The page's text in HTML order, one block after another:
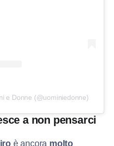
e Donne (@uominiedonne)
a non pensarci
è ancora molto